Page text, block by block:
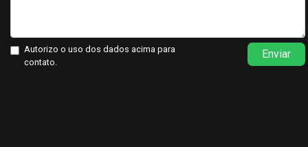
Autorizo o uso dos dados acima para
contato.
Enviar